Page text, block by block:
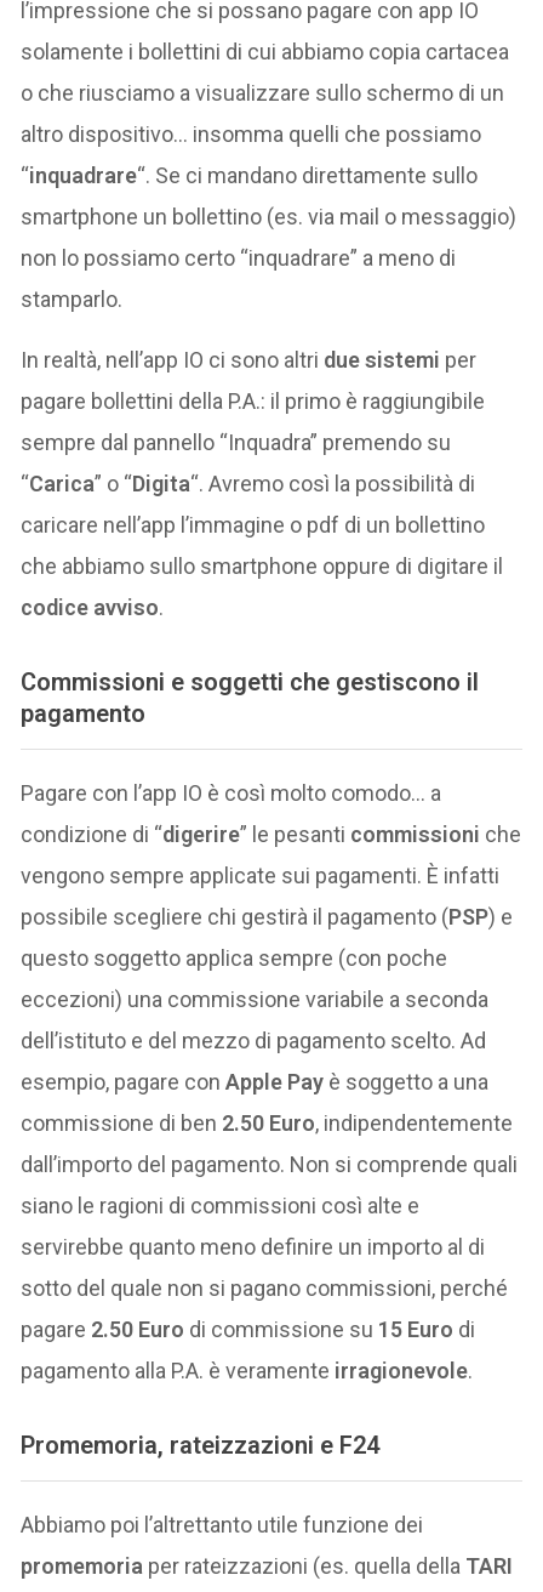
l’impressione che si possano pagare con app IO
solamente i bollettini di cui abbiamo copia cartacea
o che riusciamo a visualizzare sullo schermo di un
altro dispositivo… insomma quelli che possiamo
“inquadrare“. Se ci mandano direttamente sullo
smartphone un bollettino (es. via mail o messaggio)
non lo possiamo certo “inquadrare” a meno di
stamparlo.
In realtà, nell’app IO ci sono altri due sistemi per
pagare bollettini della P.A.: il primo è raggiungibile
sempre dal pannello “Inquadra” premendo su
“Carica” o “Digita“. Avremo così la possibilità di
caricare nell’app l’immagine o pdf di un bollettino
che abbiamo sullo smartphone oppure di digitare il
codice avviso.
Commissioni e soggetti che gestiscono il
pagamento
Pagare con l’app IO è così molto comodo… a
condizione di “digerire” le pesanti commissioni che
vengono sempre applicate sui pagamenti. È infatti
possibile scegliere chi gestirà il pagamento (PSP) e
questo soggetto applica sempre (con poche
eccezioni) una commissione variabile a seconda
dell’istituto e del mezzo di pagamento scelto. Ad
esempio, pagare conApple Pay è soggetto a una
commissione di ben 2.50 Euro, indipendentemente
dall’importo del pagamento. Non si comprende quali
siano le ragioni di commissioni così alte e
servirebbe quanto meno definire un importo al di
sotto del quale non si pagano commissioni, perché
pagare 2.50 Euro di commissione su 15 Euro di
pagamento alla P.A. è veramente irragionevole.
Promemoria, rateizzazioni e F24
Abbiamo poi l’altrettanto utile funzione dei
promemoria per rateizzazioni (es. quella della TARI